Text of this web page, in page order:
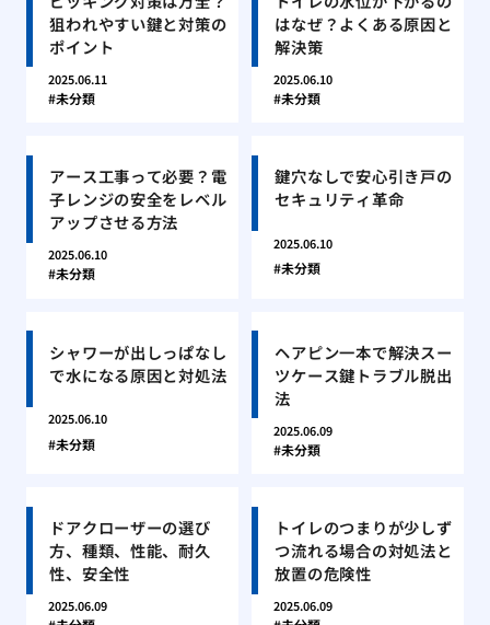
狙われやすい鍵と対策の
ポイント
2025.06.11
未分類
はなぜ？よくある原因と
解決策
2025.06.10
未分類
アース工事って必要？電
子レンジの安全をレベル
アップさせる方法
2025.06.10
未分類
鍵穴なしで安心引き戸の
セキュリティ革命
2025.06.10
未分類
シャワーが出しっぱなし
で水になる原因と対処法
2025.06.10
未分類
ヘアピン一本で解決スー
ツケース鍵トラブル脱出
法
2025.06.09
未分類
ドアクローザーの選び
方、種類、性能、耐久
性、安全性
2025.06.09
トイレのつまりが少しず
つ流れる場合の対処法と
放置の危険性
2025.06.09